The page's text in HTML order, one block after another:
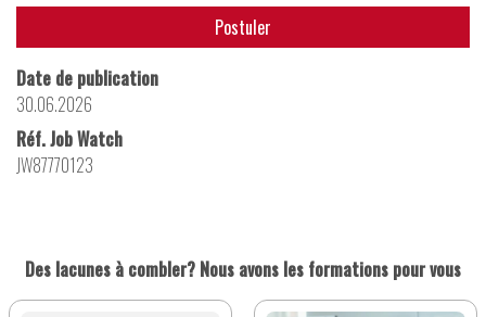
Postuler
Date de publication
30.06.2026
Réf. Job Watch
JW87770123
Des lacunes à combler? Nous avons les formations pour vous